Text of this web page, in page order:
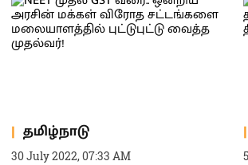
தமிழ்நாடு
30 July 2022, 07:33 AM